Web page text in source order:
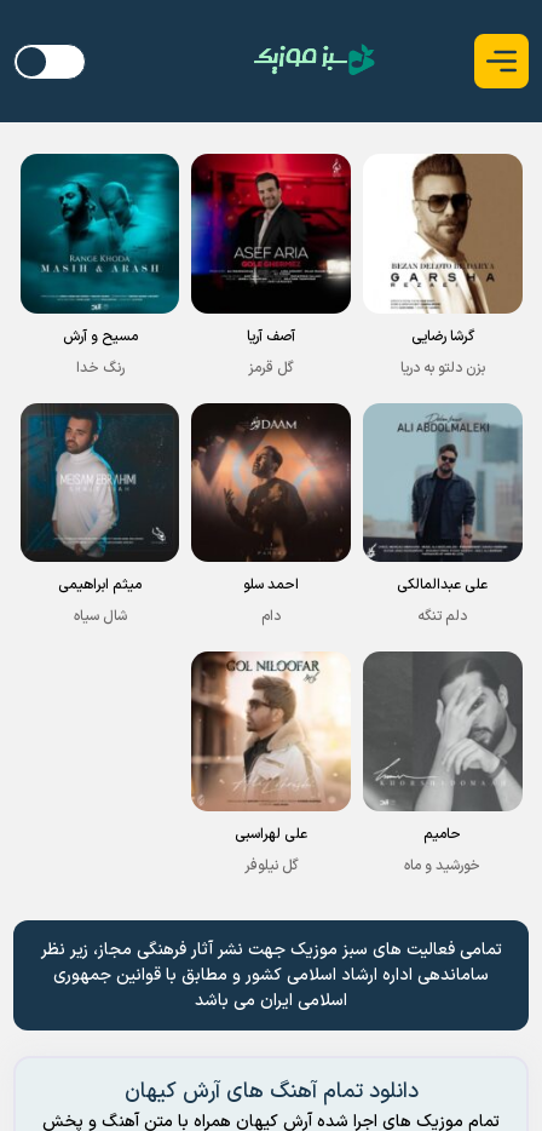
گرشا رضایی
بزن دلتو به دریا
آصف آریا
گل قرمز
مسیح و آرش
رنگ خدا
علی عبدالمالکی
دلم تنگه
احمد سلو
دام
میثم ابراهیمی
شال سیاه
حامیم
خورشید و ماه
علی لهراسبی
گل نیلوفر
تمامی فعالیت های سبز موزیک جهت نشر آثار فرهنگی مجاز، زیر نظر
ساماندهی اداره ارشاد اسلامی کشور و مطابق با قوانین جمهوری
اسلامی ایران می باشد
دانلود تمام آهنگ های آرش کیهان
تمام موزیک های اجرا شده آرش کیهان همراه با متن آهنگ و پخش